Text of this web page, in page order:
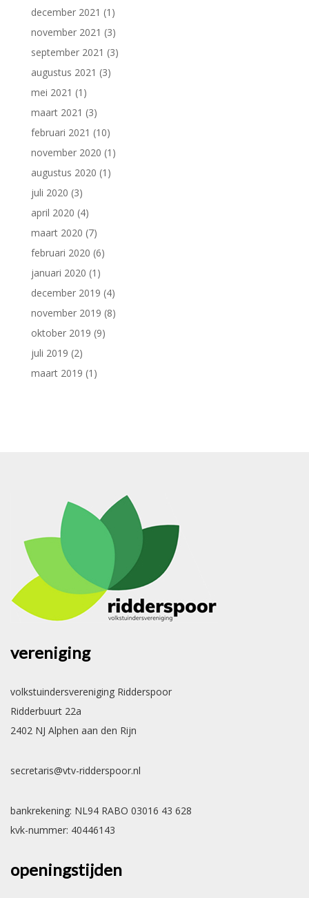
december 2021 (1)
november 2021 (3)
september 2021 (3)
augustus 2021 (3)
mei 2021 (1)
maart 2021 (3)
februari 2021 (10)
november 2020 (1)
augustus 2020 (1)
juli 2020 (3)
april 2020 (4)
maart 2020 (7)
februari 2020 (6)
januari 2020 (1)
december 2019 (4)
november 2019 (8)
oktober 2019 (9)
juli 2019 (2)
maart 2019 (1)
vereniging
volkstuindersvereniging Ridderspoor
Ridderbuurt 22a
2402 NJ Alphen aan den Rijn
secretaris@vtv-ridderspoor.nl
bankrekening: NL94 RABO 03016 43 628
kvk-nummer: 40446143
openingstijden